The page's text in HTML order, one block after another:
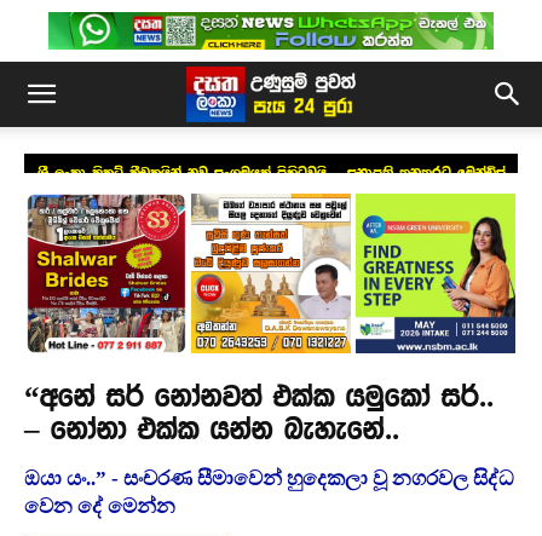
ශ්‍රී ලංකා ක්‍රිකට් ක්‍රීඩකයින් නව සංගමයක් පිහිටුවයි – සභාපති තනතුරට මෙන්ඩිස්
“අනේ සර් නෝනවත් එක්ක යමුකෝ සර්..
– නෝනා එක්ක යන්න බැහැනේ..
ඔයා යං..” - සංචරණ සීමාවෙන් හුදෙකලා වූ නගරවල සිද්ධ
වෙන දේ මෙන්න